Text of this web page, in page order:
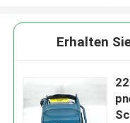
Erhalten